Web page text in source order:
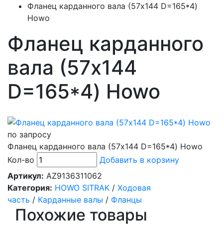
Фланец карданного вала (57х144 D=165*4)
Howo
Фланец карданного
вала (57х144
D=165*4) Howo
по запросу
Фланец карданного вала (57х144 D=165*4) Howo
Кол-во
Добавить в корзину
Артикул: AZ9136311062
Категория: HOWO SITRAK / Ходовая
часть / Карданные валы / Фланцы
Похожие товары